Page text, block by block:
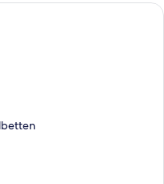
Zimmer, Gartenblick |